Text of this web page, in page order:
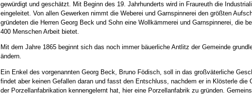
gewürdigt und geschätzt. Mit Beginn des 19. Jahrhunderts wird in Fraureuth die
eingeleitet. Von allen Gewerken nimmt die Weberei und Garnspinnerei den größten
gründeten die Herren Georg Beck und Sohn eine Wollkämmerei und Garnspinnerei, die
400 Menschen Arbeit bietet.
Mit dem Jahre 1865 beginnt sich das noch immer bäuerliche Antlitz der Gemeinde
ändern.
Ein Enkel des vorgenannten Georg Beck, Bruno Födisch, soll in das großväterliche
findet aber keinen Gefallen daran und fasst den Entschluss, nachdem er in Klösterle die
der Porzellanfabrikation kennengelernt hat, hier eine Porzellanfabrik zu gründen.